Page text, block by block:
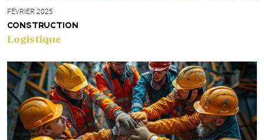
FÉVRIER 2025
CONSTRUCTION
Logistique